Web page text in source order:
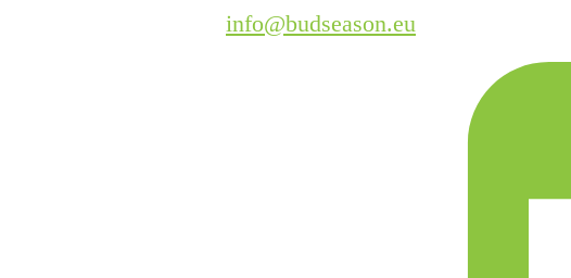
info@budseason.eu